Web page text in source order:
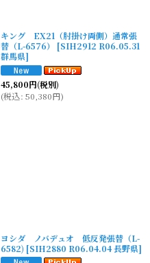
キング EX21（肘掛け両側）通常張
替（L-6576）
[SIH2912 R06.05.31
群馬県]
45,800円(税別)
(税込: 50,380円)
ヨシダ ノバデュオ 低反発張替（L-
6582) [SIH2880 R06.04.04 長野県]